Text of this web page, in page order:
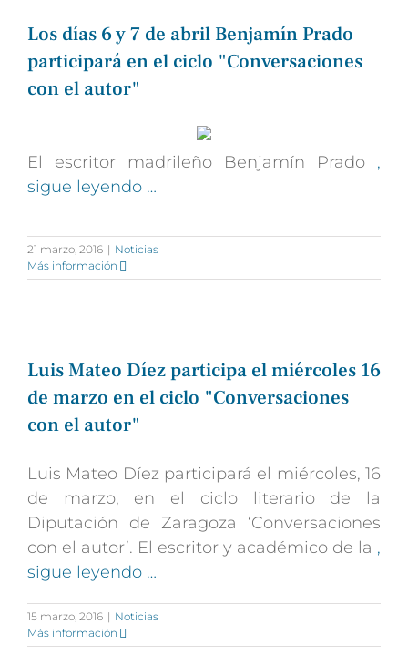
Los días 6 y 7 de abril Benjamín Prado
participará en el ciclo "Conversaciones
con el autor"
El escritor madrileño Benjamín Prado ,
sigue leyendo …
21 marzo, 2016 | Noticias
Más información
Luis Mateo Díez participa el miércoles 16
de marzo en el ciclo "Conversaciones
con el autor"
Luis Mateo Díez participará el miércoles, 16
de marzo, en el ciclo literario de la
Diputación de Zaragoza ‘Conversaciones
con el autor’. El escritor y académico de la ,
sigue leyendo …
15 marzo, 2016 | Noticias
Más información